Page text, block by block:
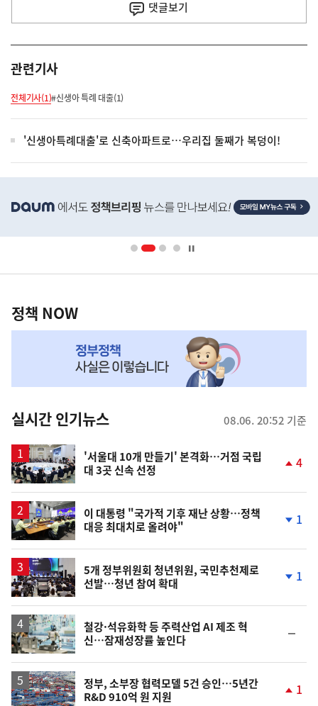
댓글보기
관련기사
전체기사(1)#신생아 특례 대출(1)
'신생아특례대출'로 신축아파트로…우리집 둘째가 복덩이!
단
영
책
NOW,
뉴
스
정책 NOW
실시간 인기뉴스 08.06. 20:52 기준
'서울대 10개 만들기' 본격화…거점 국립
대 3곳 신속 선정
상
4
이 대통령 "국가적 기후 재난 상황…정책
대응 최대치로 올려야"
하
1
5개 정부위원회 청년위원, 국민추천제로
선발…청년 참여 확대
하
1
철강·석유화학 등 주력산업 AI 제조 혁
신…잠재성장률 높인다
일
정부, 소부장 협력모델 5건 승인…5년간
R&D 910억 원 지원
1